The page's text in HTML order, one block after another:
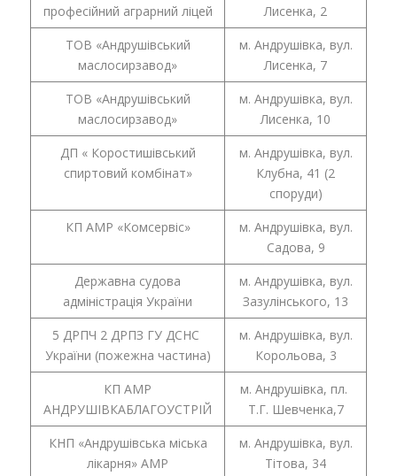
професійний аграрний ліцей
Лисенка, 2
ТОВ «Андрушівський
маслосирзавод»
м. Андрушівка, вул.
Лисенка, 7
ТОВ «Андрушівський
маслосирзавод»
м. Андрушівка, вул.
Лисенка, 10
ДП « Коростишівський
спиртовий комбінат»
м. Андрушівка, вул.
Клубна, 41 (2
споруди)
КП АМР «Комсервіс»
м. Андрушівка, вул.
Садова, 9
Державна судова
адміністрація України
м. Андрушівка, вул.
Зазулінського, 13
5 ДРПЧ 2 ДРПЗ ГУ ДСНС
України (пожежна частина)
м. Андрушівка, вул.
Корольова, 3
КП АМР
АНДРУШІВКАБЛАГОУСТРІЙ
м. Андрушівка, пл.
Т.Г. Шевченка,7
КНП «Андрушівська міська
лікарня» АМР
м. Андрушівка, вул.
Тітова, 34